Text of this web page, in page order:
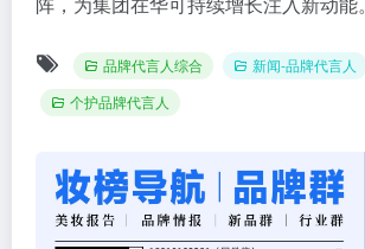
品牌代言人综合
新闻-品牌代言人
个护品牌代言人